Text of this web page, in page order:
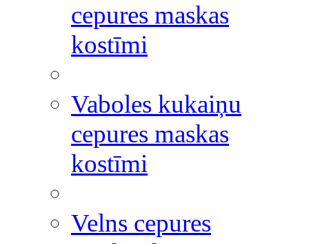
cepures maskas
kostīmi
Vaboles kukaiņu
cepures maskas
kostīmi
Velns cepures